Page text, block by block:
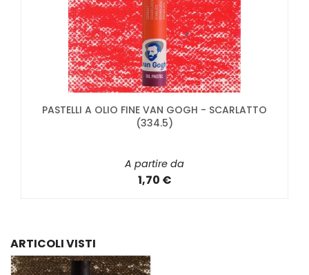
PASTELLI A OLIO FINE VAN GOGH - SCARLATTO
(334.5)
A partire da
1,70 €
ARTICOLI VISTI